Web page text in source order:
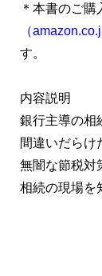
＊本書のご購
（
す。
内容説明
銀行主導の相
間違いだらけ
無闇な節税対
相続の現場を